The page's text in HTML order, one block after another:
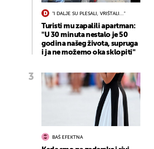
"I DALJE SU PLESALI, VRIŠTALI..."
Turisti mu zapalili apartman:
"U 30 minuta nestalo je 50
godina našeg života, supruga
i ja ne možemo oka sklopiti"
BAŠ EFEKTNA